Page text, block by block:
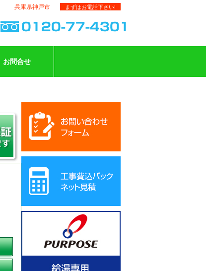
兵庫県神戸市 まずはお電話下さい!
お問合せ